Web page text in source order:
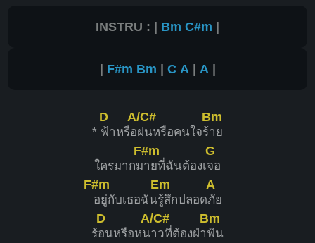
INSTRU : | Bm C#m |
| F#m Bm | C A | A |
*
D
ฟ้าหรือ
A/C#
ฝนหรือคนใจร้
Bm
าย
ใครมากม
F#m
ายที่ฉันต้องเ
G
จอ
F#m
อยู่กับเธอฉัน
Em
รู้สึกปลอด
A
ภัย
ร้
D
อนหรือหน
A/C#
าวที่ต้องฝ่า
Bm
ฟัน